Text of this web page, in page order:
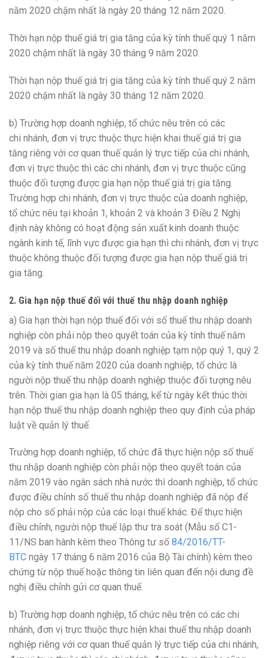
năm 2020 chậm nhất là ngày 20 tháng 12 năm 2020.
Thời hạn nộp thuế giá trị gia tăng của kỳ tính thuế quý 1 năm
2020 chậm nhất là ngày 30 tháng 9 năm 2020.
Thời hạn nộp thuế giá trị gia tăng của kỳ tính thuế quý 2 năm
2020 chậm nhất là ngày 30 tháng 12 năm 2020.
b) Trường hợp doanh nghiệp, tổ chức nêu trên có các
chi nhánh, đơn vị trực thuộc thực hiện khai thuế giá trị gia
tăng riêng với cơ quan thuếquản lý trực tiếp của chi nhánh,
đơn vị trực thuộc thì các chi nhánh, đơn vị trực thuộc cũng
thuộc đối tượng được gia hạn nộp thuế giá trị gia tăng.
Trường hợp chi nhánh, đơn vị trực thuộc của doanh nghiệp,
tổ chức nêu tại khoản 1, khoản 2 và khoản 3 Điều 2 Nghị
định này không có hoạt động sản xuất kinh doanh thuộc
ngành kinh tế, lĩnh vực được gia hạn thì chi nhánh, đơn vị trực
thuộc không thuộc đối tượng được gia hạn nộp thuếgiá trị
gia tăng.
2. Gia hạn nộp thuế đối với thuế thu nhập doanh nghiệp
a) Gia hạn thời hạn nộp thuế đối với số thuế thu nhập doanh
nghiệp còn phải nộp theo quyết toán của kỳ tính thuế năm
2019 và số thuế thu nhập doanh nghiệp tạm nộp quý 1, quý 2
của kỳ tính thuế năm 2020 của doanh nghiệp, tổ chức là
người nộp thuế thu nhập doanh nghiệp thuộc đối tượng nêu
trên. Thời gian gia hạn là 05 tháng, kểtừ ngày kết thúc thời
hạn nộp thuế thu nhập doanh nghiệp theo quy định của pháp
luật về quản lý thuế.
Trường hợp doanh nghiệp, tổ chức đã thực hiện nộp số thuế
thu nhập doanh nghiệp còn phải nộp theo quyết toán của
năm 2019 vào ngân sách nhà nước thì doanh nghiệp, tổ chức
được điều chỉnh số thuế thu nhập doanh nghiệp đã nộp để
nộp cho số phải nộp của các loại thuế khác. Đểthực hiện
điều chỉnh, người nộp thuế lập thư tra soát (Mẫu số C1 -
11/NS ban hành kèm theo Thông tư số 84/2016/TT-
BTC ngày 17 tháng 6 năm 2016 của Bộ Tài chính) kèm theo
chứng từ nộp thuế hoặc thông tin liên quan đến nội dung đề
nghị điều chỉnh gửi cơ quan thuế.
b) Trường hợp doanh nghiệp, tổ chức nêu trên có các chi
nhánh, đơn vị trực thuộc thực hiện khai thuế thu nhập doanh
nghiệp riêng với cơ quan thuế quản lý trực tiếp của chi nhánh,